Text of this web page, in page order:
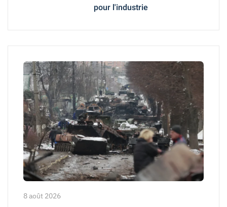
pour l'industrie
8 août 2026